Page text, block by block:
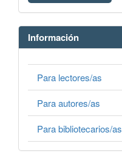
Información
Para lectores/as
Para autores/as
Para bibliotecarios/as